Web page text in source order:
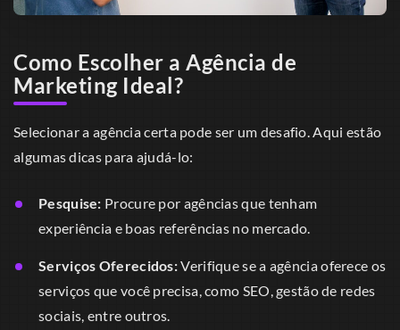
Como Escolher a Agência de
Marketing Ideal?
Selecionar a agência certa pode ser um desafio. Aqui estão
algumas dicas para ajudá-lo:
Pesquise: Procure por agências que tenham
experiência e boas referências no mercado.
Serviços Oferecidos:Verifique se a agência oferece os
serviços que você precisa, como SEO, gestão de redes
sociais, entre outros.